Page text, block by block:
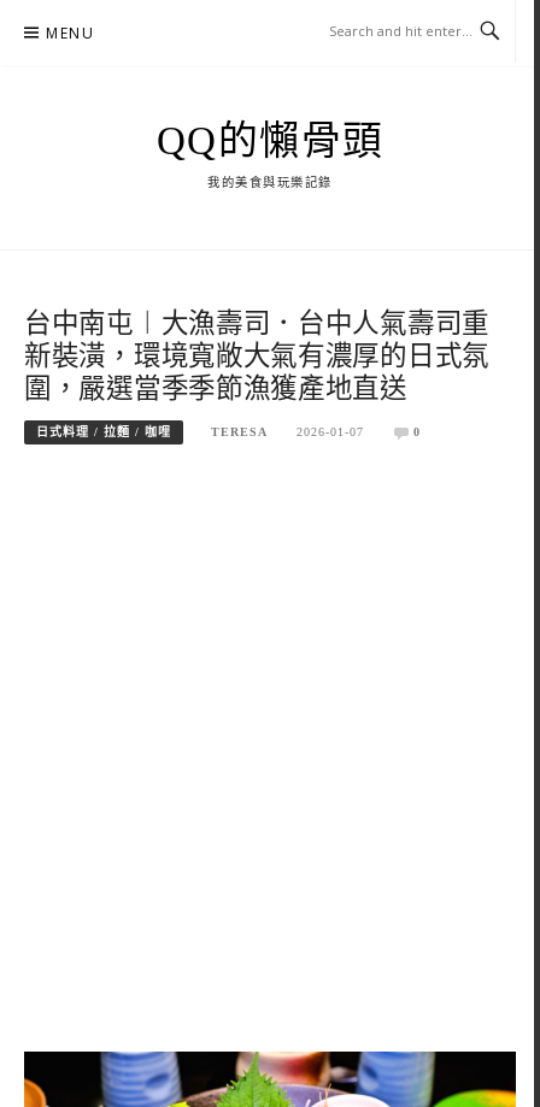
MENU
QQ的懶骨頭
我的美食與玩樂記錄
台中南屯︱大漁壽司．台中人氣壽司重
新裝潢，環境寬敞大氣有濃厚的日式氛
圍，嚴選當季季節漁獲產地直送
日式料理 / 拉麵 / 咖哩 TERESA 2026-01-07 0